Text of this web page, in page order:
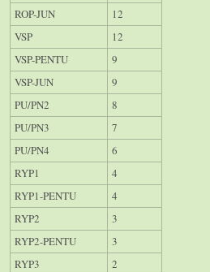
ROP-JUN
12
VSP
12
VSP-PENTU
9
VSP-JUN
9
PU/PN2
8
PU/PN3
7
PU/PN4
6
RYP1
4
RYP1-PENTU
4
RYP2
3
RYP2-PENTU
3
RYP3
2